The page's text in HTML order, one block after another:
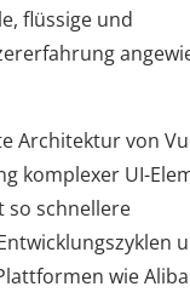
flüssige und
Architektur von
komplexer UI-
so schnellere
wie